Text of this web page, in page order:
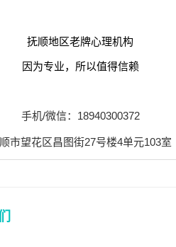
抚顺地区老牌心理机构
因为专业，所以值得信赖
手机/微信：18940300372
市望花区昌图街27号楼4单元103室